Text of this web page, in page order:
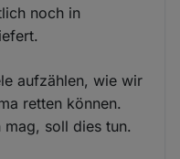
noch in
aufzählen, wie wir
retten können.
mag, soll dies tun.